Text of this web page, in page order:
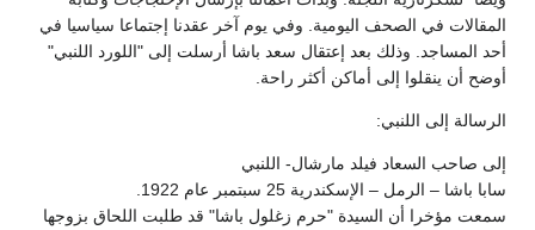
المقالات في الصحف اليومية. وفي يوم آخر عقدنا إجتماعا سياسيا في
أحد المساجد. وذلك بعد إعتقال سعد باشا أرسلت إلى "اللورد اللنبي"
أوضح أن ينقلوا إلى أماكن أكثر راحة.
الرسالة إلى اللنبي:
إلى صاحب السعاد فيلد مارشال- اللنبي
سابا باشا – الرمل – الإسكندرية 25 سبتمبر عام 1922.
سمعت مؤخرا أن السيدة "حرم زغلول باشا" قد طلبت اللحاق بزوجها